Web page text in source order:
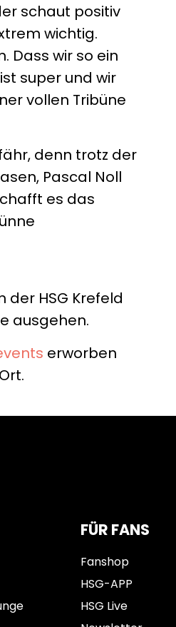
schaut positiv
wichtig.
Dass wir so ein
super und wir
vollen Tribüne
denn trotz der
Pascal Noll
es das
HSG Krefeld
ausgehen.
erworben
FÜR FANS
Fanshop
HSG-APP
HSG Live